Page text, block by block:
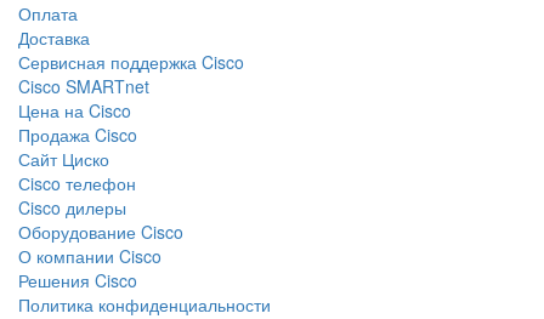
Оплата
Доставка
Сервисная поддержка Cisco
Cisco SMARTnet
Цена на Cisco
Продажа Cisco
Сайт Циско
Сisco телефон
Cisco дилеры
Оборудование Cisco
О компании Cisco
Решения Cisco
Политика конфиденциальности